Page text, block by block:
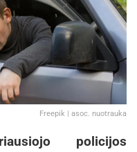
Freepik | asoc. nuotrauka
policijos